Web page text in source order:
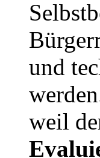
und
weil